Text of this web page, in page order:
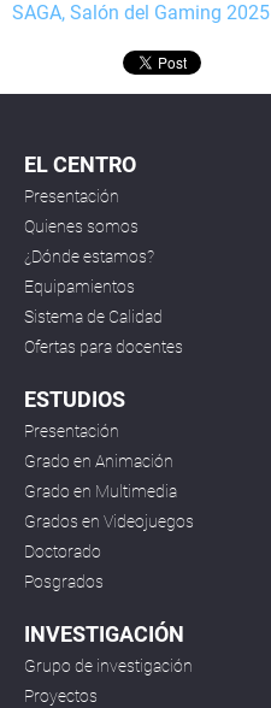
SAGA, Salón del Gaming 2025
EL CENTRO
Presentación
Quienes somos
¿Dónde estamos?
Equipamientos
Sistema de Calidad
Ofertas para docentes
ESTUDIOS
Presentación
Grado en Animación
Grado en Multimedia
Grados en Videojuegos
Doctorado
Posgrados
INVESTIGACIÓN
Grupo de investigación
Proyectos